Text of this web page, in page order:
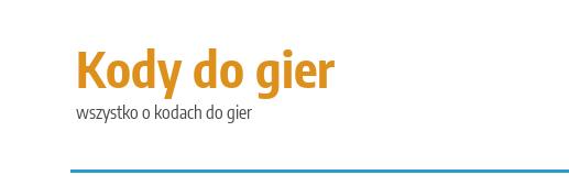
Kody do gier
wszystko o kodach do gier